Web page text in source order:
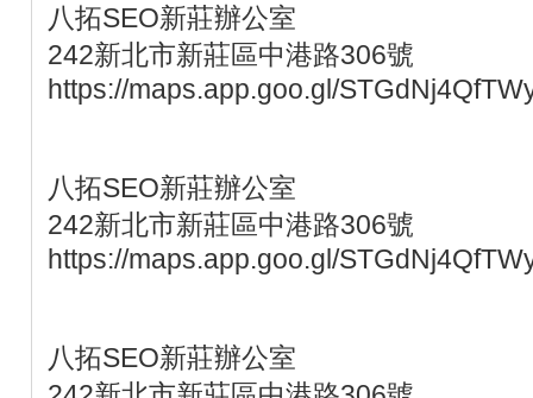
八拓SEO新莊辦公室
242新北市新莊區中港路306號
https://maps.app.goo.gl/
八拓SEO新莊辦公室
242新北市新莊區中港路306號
https://maps.app.goo.gl/
八拓SEO新莊辦公室